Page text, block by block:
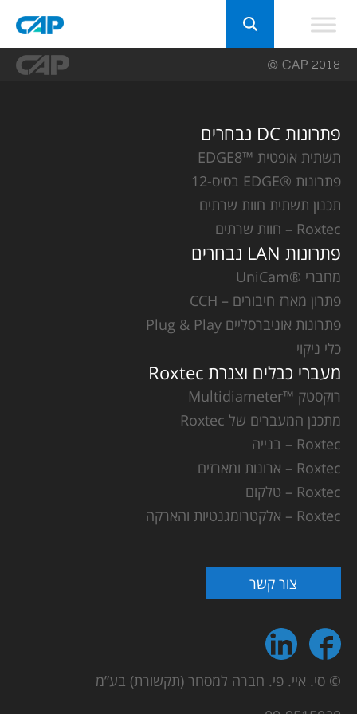
פתרונות DC נבחרים
תשתית אופטית ™EDGE8
פתרונות ®EDGE בסיס-12
תכנון תשתית חוות שרתים
Roxtec – חוות שרתים
פתרונות LAN נבחרים
מחברי ®UniCam
פתרון מארז חיבורים – CCH
פתרונות אוניברסליים Plug & Play
כלי ניקוי
מעברי כבלים וצנרת Roxtec
רוקסטק ™Multidiameter
מתכנן המעברים של Roxtec
Roxtec – בנייה
Roxtec – ארונות ומארזים
Roxtec – טלקום
Roxtec – אלקטרומגנטיות והארקה
צור קשר
© סי. איי. פי. חברה למסחר (תקשורת) בע”מ